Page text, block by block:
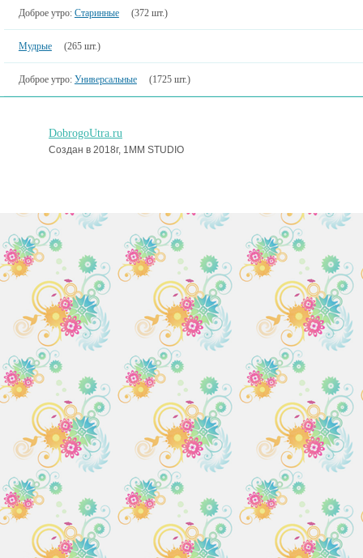
Доброе утро: Старинные (372 шт.)
Мудрые (265 шт.)
Доброе утро: Универсальные (1725 шт.)
DobrogoUtra.ru
Создан в 2018г, 1MM STUDIO